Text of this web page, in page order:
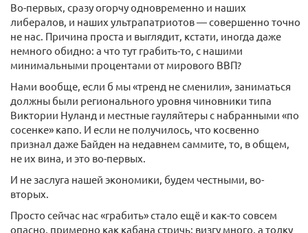
Во-первых, сразу огорчу одновременно и наших
либералов, и наших ультрапатриотов — совершенно точно
не нас. Причина проста и выглядит, кстати, иногда даже
немного обидно: а что тут грабить-то, с нашими
минимальными процентами от мирового ВВП?
Нами вообще, если б мы «тренд не сменили», заниматься
должны были регионального уровня чиновники типа
Виктории Нуланд и местные гауляйтеры с набранными «по
сосенке» капо. И если не получилось, что косвенно
признал даже Байден на недавнем саммите, то, в общем,
не их вина, и это во-первых.
И не заслуга нашей экономики, будем честными, во-
вторых.
Просто сейчас нас «грабить» стало ещё и как-то совсем
опасно, примерно как кабана стричь: визгу много, а толку